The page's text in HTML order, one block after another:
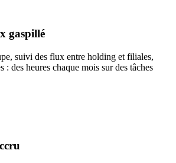
gaspillé
suivi des flux entre holding et filiales,
: des heures chaque mois sur des tâches